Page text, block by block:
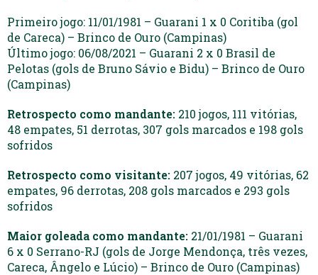
Primeiro jogo: 11/01/1981 – Guarani 1 x 0 Coritiba (gol
de Careca) – Brinco de Ouro (Campinas)
Último jogo: 06/08/2021 – Guarani 2 x 0 Brasil de
Pelotas (gols de Bruno Sávio e Bidu) – Brinco de Ouro
(Campinas)
Retrospecto como mandante: 210 jogos, 111 vitórias,
48 empates, 51 derrotas, 307 gols marcados e 198 gols
sofridos
Retrospecto como visitante: 207 jogos, 49 vitórias, 62
empates, 96 derrotas, 208 gols marcados e 293 gols
sofridos
Maior goleada como mandante: 21/01/1981 – Guarani
6 x 0 Serrano-RJ (gols de Jorge Mendonça, três vezes,
Careca, Ângelo e Lúcio) – Brinco de Ouro (Campinas)